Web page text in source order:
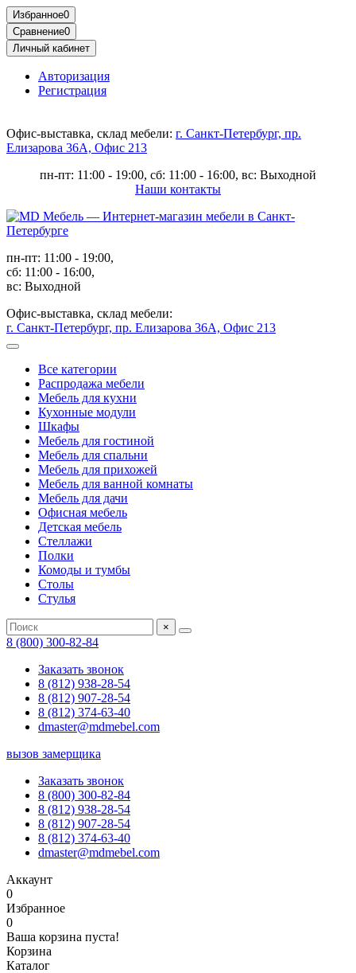
Избранное0
Сравнение0
Личный кабинет
Авторизация
Регистрация
Офис-выставка, склад мебели: г. Санкт-Петербург, пр.
Елизарова 36А, Офис 213
пн-пт: 11:00 - 19:00, сб: 11:00 - 16:00, вс: Выходной
Наши контакты
пн-пт: 11:00 - 19:00,
сб: 11:00 - 16:00,
вс: Выходной
Офис-выставка, склад мебели:
г. Санкт-Петербург, пр. Елизарова 36А, Офис 213
Все категории
Распродажа мебели
Мебель для кухни
Кухонные модули
Шкафы
Мебель для гостиной
Мебель для спальни
Мебель для прихожей
Мебель для ванной комнаты
Мебель для дачи
Офисная мебель
Детская мебель
Стеллажи
Полки
Комоды и тумбы
Столы
Стулья
×
8 (800) 300-82-84
Заказать звонок
8 (812) 938-28-54
8 (812) 907-28-54
8 (812) 374-63-40
dmaster@mdmebel.com
вызов замерщика
Заказать звонок
8 (800) 300-82-84
8 (812) 938-28-54
8 (812) 907-28-54
8 (812) 374-63-40
dmaster@mdmebel.com
Аккаунт
0
Избранное
0
Ваша корзина пуста!
Корзина
Каталог